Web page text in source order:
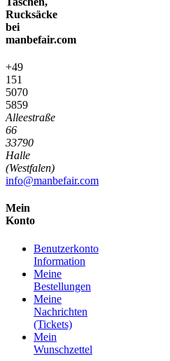
Rucksäcke
bei
manbefair.com
+49
151
5070
5859
Alleestraße
66
33790
Halle
(Westfalen)
info@manbefair.com
Mein
Konto
Benutzerkonto
Information
Meine
Bestellungen
Meine
Nachrichten
(Tickets)
Mein
Wunschzettel